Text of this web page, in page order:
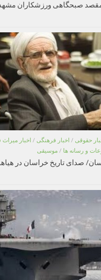
صبحگاهی ورزشکاران
حقوقی / اخبار فرهنگی / اخبار
و رسانه ها / موسیقی
صدای تاریخ خراسان در